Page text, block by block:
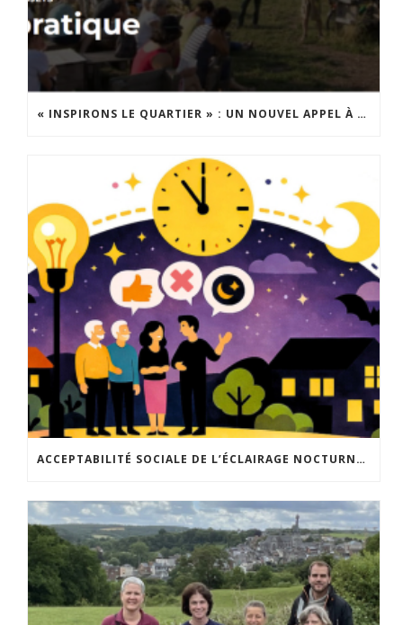
« INSPIRONS LE QUARTIER » : UN NOUVEL APPEL À PROJETS EST LANCÉ !
ACCEPTABILITÉ SOCIALE DE L’ÉCLAIRAGE NOCTURNE : LE REPLAY EST DISPONIBLE